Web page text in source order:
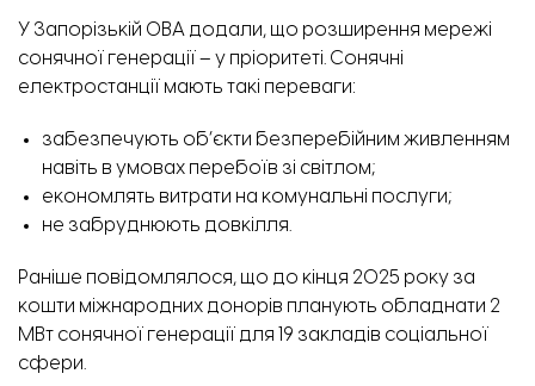
У Запорізькій ОВА додали, що розширення мережі
сонячної генерації – у пріоритеті. Сонячні
електростанції мають такі переваги:
забезпечують об’єкти безперебійним живленням
навіть в умовах перебоїв зі світлом;
економлять витрати на комунальні послуги;
не забруднюють довкілля.
Раніше повідомлялося, що до кінця 2025 року за
кошти міжнародних донорів планують обладнати 2
МВт сонячної генерації для 19 закладів соціальної
сфери.